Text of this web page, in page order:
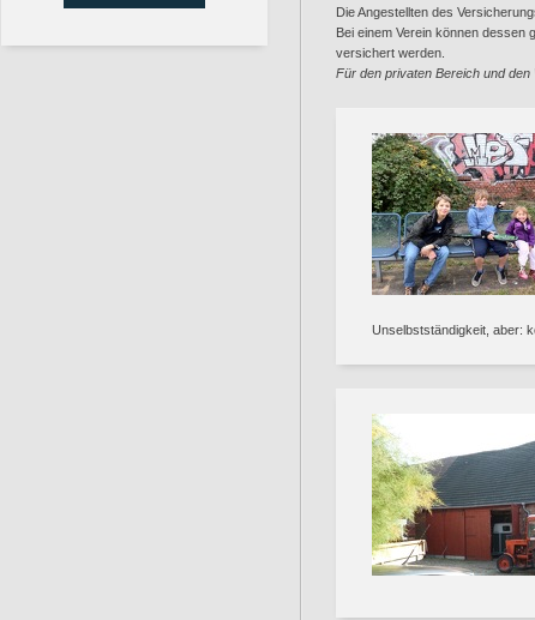
Die Angestellten des
Bei einem Verein können dessen
versichert werden.
Für den privaten Bereich und
Unselbstständigkeit, aber: